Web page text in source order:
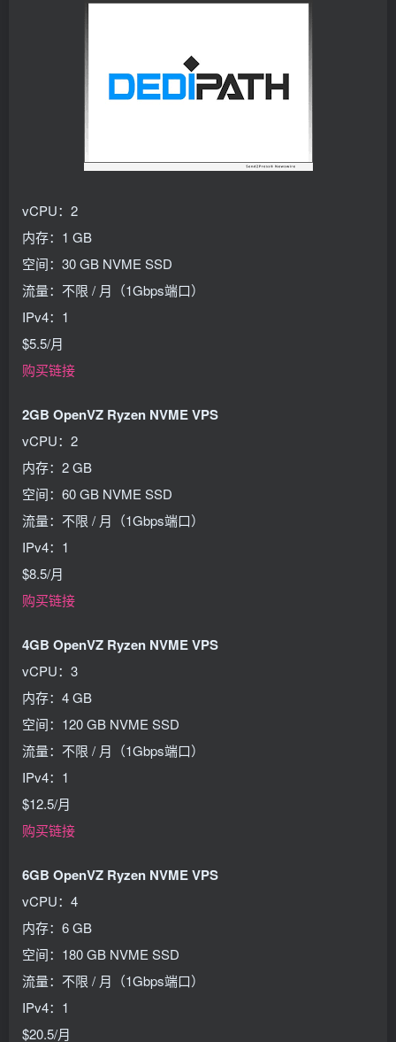
vCPU：2
内存：1 GB
空间：30 GB NVME SSD
流量：不限 / 月（1Gbps端口）
IPv4：1
$5.5/月
购买链接
2GB OpenVZ Ryzen NVME VPS
vCPU：2
内存：2 GB
空间：60 GB NVME SSD
流量：不限 / 月（1Gbps端口）
IPv4：1
$8.5/月
购买链接
4GB OpenVZ Ryzen NVME VPS
vCPU：3
内存：4 GB
空间：120 GB NVME SSD
流量：不限 / 月（1Gbps端口）
IPv4：1
$12.5/月
购买链接
6GB OpenVZ Ryzen NVME VPS
vCPU：4
内存：6 GB
空间：180 GB NVME SSD
流量：不限 / 月（1Gbps端口）
IPv4：1
$20.5/月